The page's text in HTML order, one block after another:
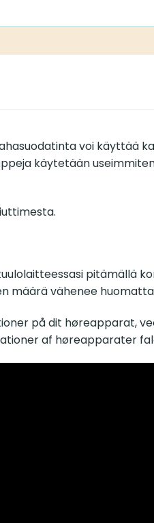
voi käyttää
käytetään
pitämällä
määrä vähenee
på dit høreapparat,
af høreapparater